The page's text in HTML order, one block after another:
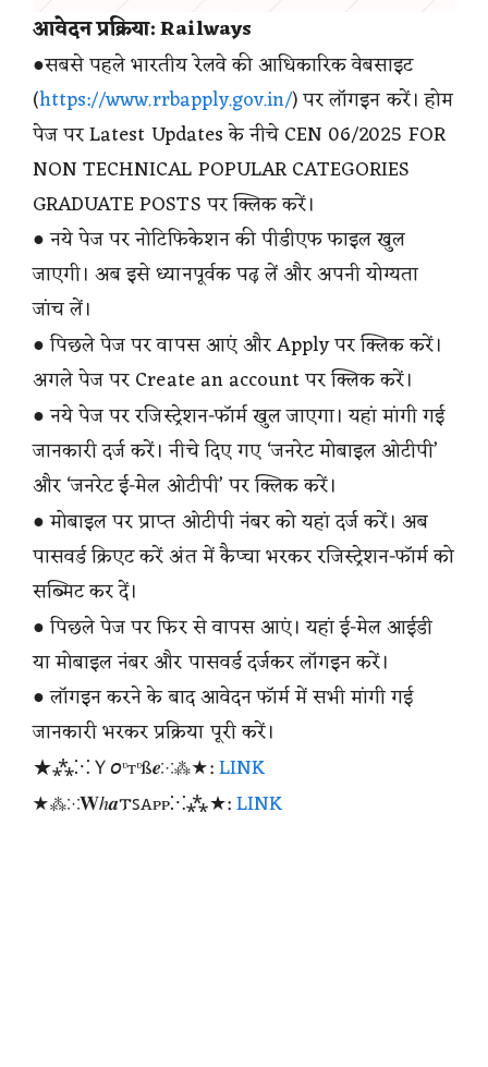
आवेदन प्रक्रिया: Railways
●सबसे पहले भारतीय रेलवे की आधिकारिक वेबसाइट
(https://www.rrbapply.gov.in/) पर लॉगइन करें। होम
पेज पर Latest Updates के नीचे CEN 06/2025 FOR
NON TECHNICAL POPULAR CATEGORIES
GRADUATE POSTS पर क्लिक करें।
● नये पेज पर नोटिफिकेशन की पीडीएफ फाइल खुल
जाएगी। अब इसे ध्यानपूर्वक पढ़ लें और अपनी योग्यता
जांच लें।
● पिछले पेज पर वापस आएं और Apply पर क्लिक करें।
अगले पेज पर Create an account पर क्लिक करें।
● नये पेज पर रजिस्ट्रेशन-फॉर्म खुल जाएगा। यहां मांगी गई
जानकारी दर्ज करें। नीचे दिए गए ‘जनरेट मोबाइल ओटीपी’
और ‘जनरेट ई-मेल ओटीपी’ पर क्लिक करें।
● मोबाइल पर प्राप्त ओटीपी नंबर को यहां दर्ज करें। अब
पासवर्ड क्रिएट करें अंत में कैप्चा भरकर रजिस्ट्रेशन-फॉर्म को
सब्मिट कर दें।
● पिछले पेज पर फिर से वापस आएं। यहां ई-मेल आईडी
या मोबाइल नंबर और पासवर्ड दर्जकर लॉगइन करें।
● लॉगइन करने के बाद आवेदन फाॅर्म में सभी मांगी गई
जानकारी भरकर प्रक्रिया पूरी करें।
★⁂⁙Ｙ𝘰ᶹтᶹß𝒆⁙⁂★:LINK
★⁂⁙𝐖ℎ𝒂𐍄ꜱꭺᴩᴩ⁙⁂★:LINK